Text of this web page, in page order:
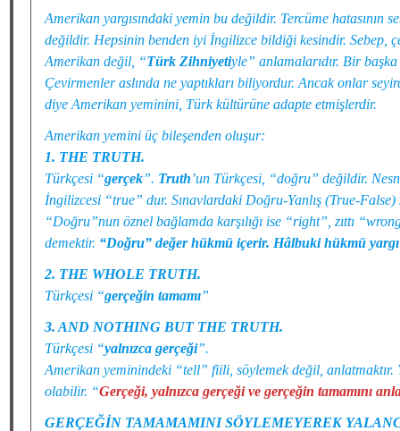
Amerikan yargısındaki yemin bu değildir. Tercüme hatasının
değildir. Hepsinin benden iyi İngilizce bildiği kesindir. Sebep,
Amerikan değil, “Türk Zihniyetiyle” anlamalarıdır. Bir
Çevirmenler aslında ne yaptıkları biliyordur. Ancak onlar
diye Amerikan yeminini, Türk kültürüne adapte etmişlerdir.
Amerikan yemini üç bileşenden oluşur:
1. THE TRUTH.
Türkçesi “gerçek”. Truth’un Türkçesi, “doğru” değildir.
İngilizcesi “true” dur. Sınavlardaki Doğru-Yanlış (True-
“Doğru”nun öznel bağlamda karşılığı ise “right”, zıttı
demektir. “Doğru” değer hükmü içerir. Hâlbuki hükmü
2. THE WHOLE TRUTH.
Türkçesi “gerçeğin tamamı”
3. AND NOTHING BUT THE TRUTH.
Türkçesi “yalnızca gerçeği”.
Amerikan yeminindeki “tell” fiili, söylemek değil, anlatmaktır.
olabilir. “Gerçeği, yalnızca gerçeği ve gerçeğin tamamını
GERÇEĞİN TAMAMAMINI SÖYLEMEYEREK